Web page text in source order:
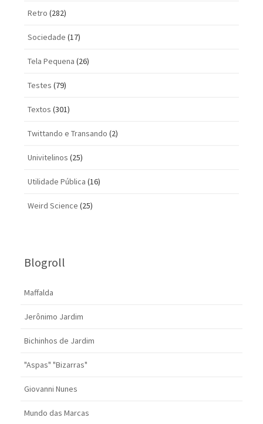
Retro (282)
Sociedade (17)
Tela Pequena (26)
Testes (79)
Textos (301)
Twittando e Transando (2)
Univitelinos (25)
Utilidade Pública (16)
Weird Science (25)
Blogroll
Maffalda
Jerônimo Jardim
Bichinhos de Jardim
"Aspas" "Bizarras"
Giovanni Nunes
Mundo das Marcas